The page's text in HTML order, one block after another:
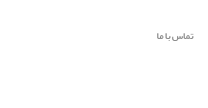
تماس با ما